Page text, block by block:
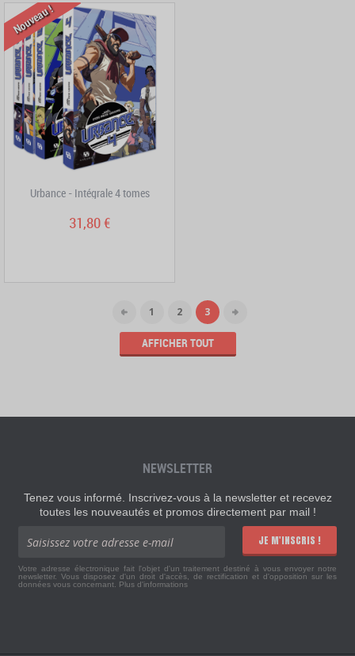
Nouveau !
Urbance - Intégrale 4 tomes
31,80 €
1 2 3
AFFICHER TOUT
NEWSLETTER
Tenez vous informé. Inscrivez-vous à la newsletter et recevez
toutes les nouveautés et promos directement par mail !
JE M'INSCRIS !
Votre adresse électronique fait l'objet d'un traitement destiné à vous envoyer notre
newsletter. Vous disposez d'un droit d'accès, de rectification et d'opposition sur les
données vous concernant. Plus d'informations